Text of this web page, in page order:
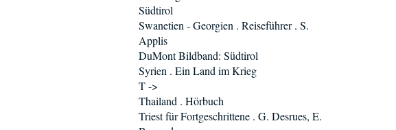
Südtirol
Swanetien - Georgien . Reiseführer . S.
Applis
DuMont Bildband: Südtirol
Syrien . Ein Land im Krieg
T ->
Thailand . Hörbuch
Triest für Fortgeschrittene . G. Desrues, E.